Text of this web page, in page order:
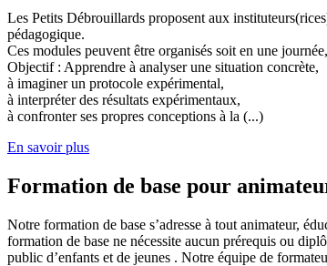
Les Petits Débrouillards proposent aux
pédagogique.
Ces modules peuvent être organisés soit en une
Objectif : Apprendre à analyser une situation concrète,
à imaginer un protocole expérimental,
à interpréter des résultats expérimentaux,
à confronter ses propres conceptions à la (...)
En savoir plus
Formation de base pour
Notre formation de base s’adresse à tout animateur,
formation de base ne nécessite aucun prérequis ou
public d’enfants et de jeunes . Notre équipe de